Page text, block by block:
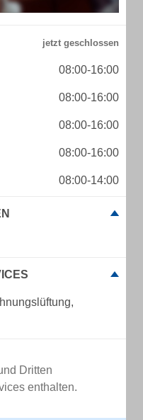
08:00-16:00
08:00-16:00
08:00-16:00
08:00-16:00
08:00-14:00
Dritten
enthalten.